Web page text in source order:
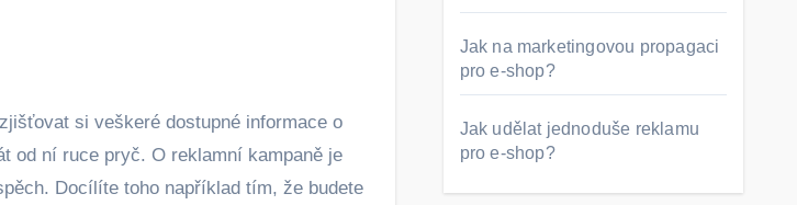
si veškeré dostupné informace o
od ní ruce pryč. O reklamní kampaně je
Docílíte toho například tím, že budete
Jak na marketingovou propagaci
pro e-shop?
Jak udělat jednoduše reklamu
pro e-shop?